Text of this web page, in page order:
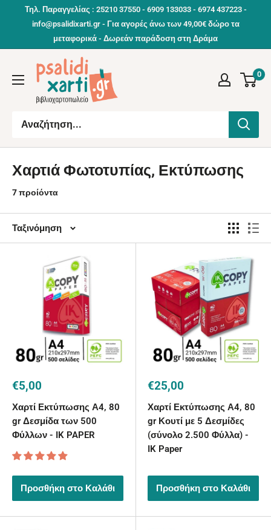
ΣυνέχειαΤηλ. Παραγγελίας : 25210 37550 - 6909 133033 - 6974 437223 -
info@psalidixarti.gr - Για αγορές άνω των 49,00€ δώρο τα
μεταφορικά - Δωρεάν παράδοση στη Δράμα
0
Χαρτιά Φωτοτυπίας, Εκτύπωσης
7 προίόντα
Ταξινόμηση
Τιμή
την
έκπτωση
€5,00
Χαρτί Εκτύπωσης Α4, 80
gr Δεσμίδα των 500
Φύλλων - IK PAPER
Προσθήκη στο Καλάθι
Τιμή
την
έκπτωση
€25,00
Χαρτί Εκτύπωσης Α4, 80
gr Κουτί με 5 Δεσμίδες
(σύνολο 2.500 Φύλλα) -
IK Paper
Προσθήκη στο Καλάθι